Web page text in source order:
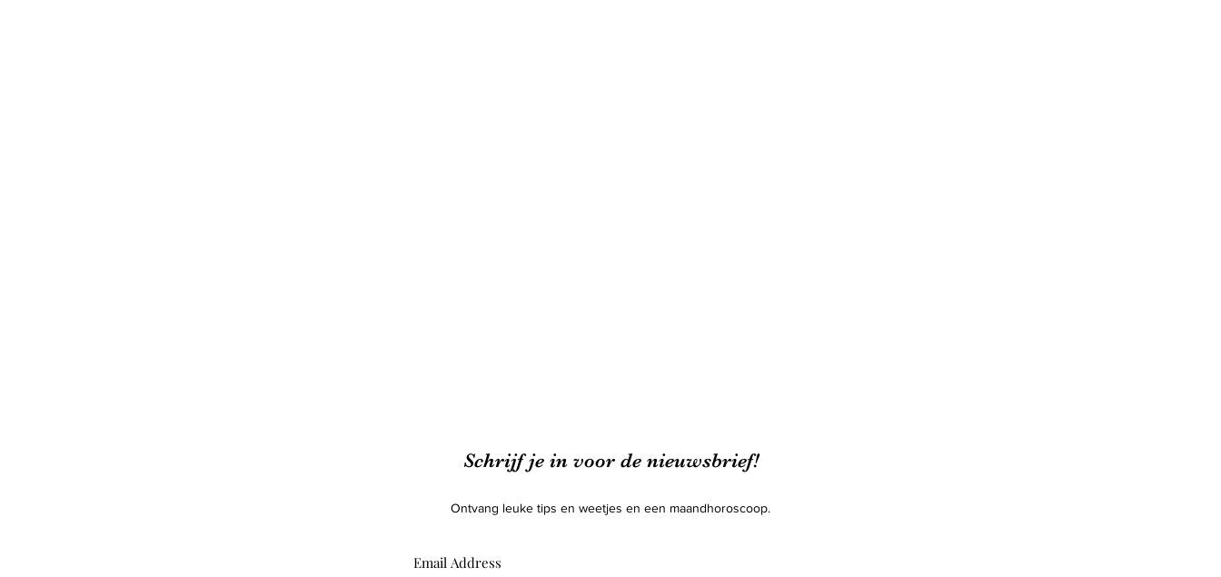
Schrijf je in voor de nieuwsbrief!
Ontvang leuke tips en weetjes en een maandhoroscoop.